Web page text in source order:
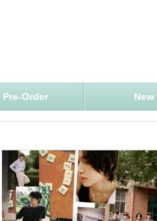
Pre-Order New